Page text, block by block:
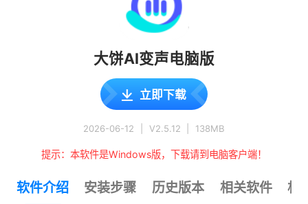
大饼AI变声电脑版
立即下载
2026-06-12 V2.5.12 138MB
提示：本软件是Windows版，下载请到电脑客户端！
软件介绍 安装步骤 历史版本 相关软件 相